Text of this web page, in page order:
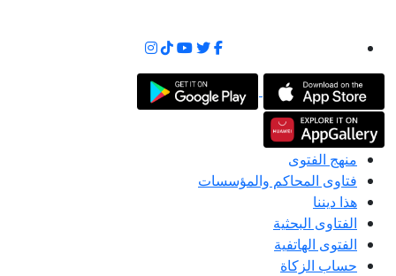
منهج الفتوى
فتاوى المحاكم والمؤسسات
هذا ديننا
الفتاوى البحثية
الفتوى الهاتفية
حساب الزكاة